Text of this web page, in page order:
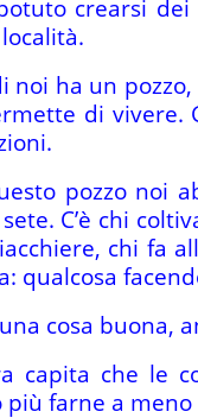
crearsi
noi ha un
di vivere.
pozzo noi
C’è chi
chi fa
qualcosa
cosa buona,
capita che le
più farne a